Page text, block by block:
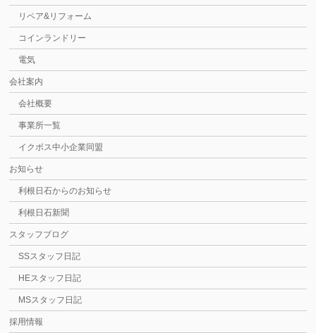
リペア&リフォーム
コインランドリー
電気
会社案内
会社概要
事業所一覧
イクボス中小企業同盟
お知らせ
利根日石からのお知らせ
利根日石新聞
スタッフブログ
SSスタッフ日記
HEスタッフ日記
MSスタッフ日記
採用情報